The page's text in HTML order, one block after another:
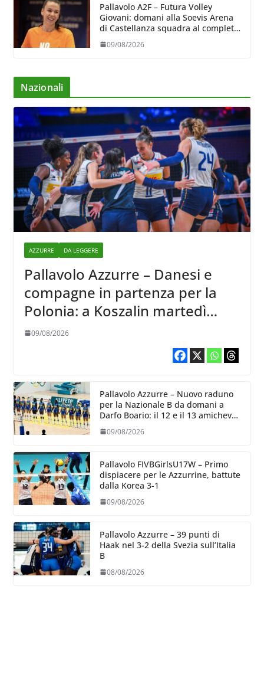
Pallavolo A2F – Futura Volley
Giovani: domani alla Soevis Arena
di Castellanza squadra al completo
al raduno
09/08/2026
Nazionali
AZZURRE DA LEGGERE
Pallavolo Azzurre – Danesi e
compagne in partenza per la
Polonia: a Koszalin martedì
giocano contro la Francia
09/08/2026
Pallavolo Azzurre – Nuovo raduno
per la Nazionale B da domani a
Darfo Boario: il 12 e il 13 amichevoli
09/08/2026
Pallavolo FIVBGirlsU17W – Primo
dispiacere per le Azzurrine, battute
dalla Korea 3-1
09/08/2026
Pallavolo Azzurre – 39 punti di
Haak nel 3-2 della Svezia sull’Italia
B
08/08/2026